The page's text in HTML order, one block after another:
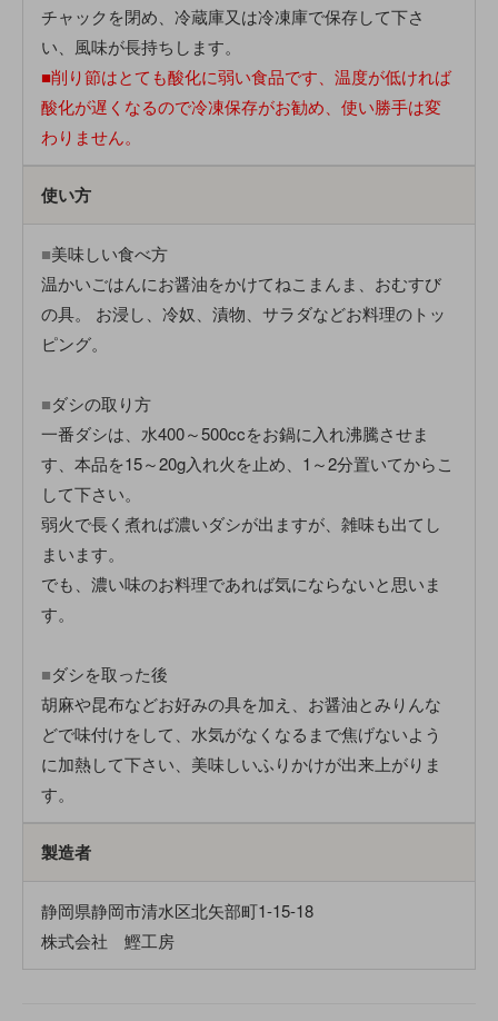
チャックを閉め、冷蔵庫又は冷凍庫で保存して下さ
い、風味が長持ちします。
■削り節はとても酸化に弱い食品です、温度が低ければ
酸化が遅くなるので冷凍保存がお勧め、使い勝手は変
わりません。
使い方
■美味しい食べ方
温かいごはんにお醤油をかけてねこまんま、おむすび
の具。 お浸し、冷奴、漬物、サラダなどお料理のトッ
ピング。
■ダシの取り方
一番ダシは、水400～500ccをお鍋に入れ沸騰させま
す、本品を15～20g入れ火を止め、1～2分置いてからこ
して下さい。
弱火で長く煮れば濃いダシが出ますが、雑味も出てし
まいます。
でも、濃い味のお料理であれば気にならないと思いま
す。
■ダシを取った後
胡麻や昆布などお好みの具を加え、お醤油とみりんな
どで味付けをして、水気がなくなるまで焦げないよう
に加熱して下さい、美味しいふりかけが出来上がりま
す。
製造者
静岡県静岡市清水区北矢部町1-15-18
株式会社 鰹工房